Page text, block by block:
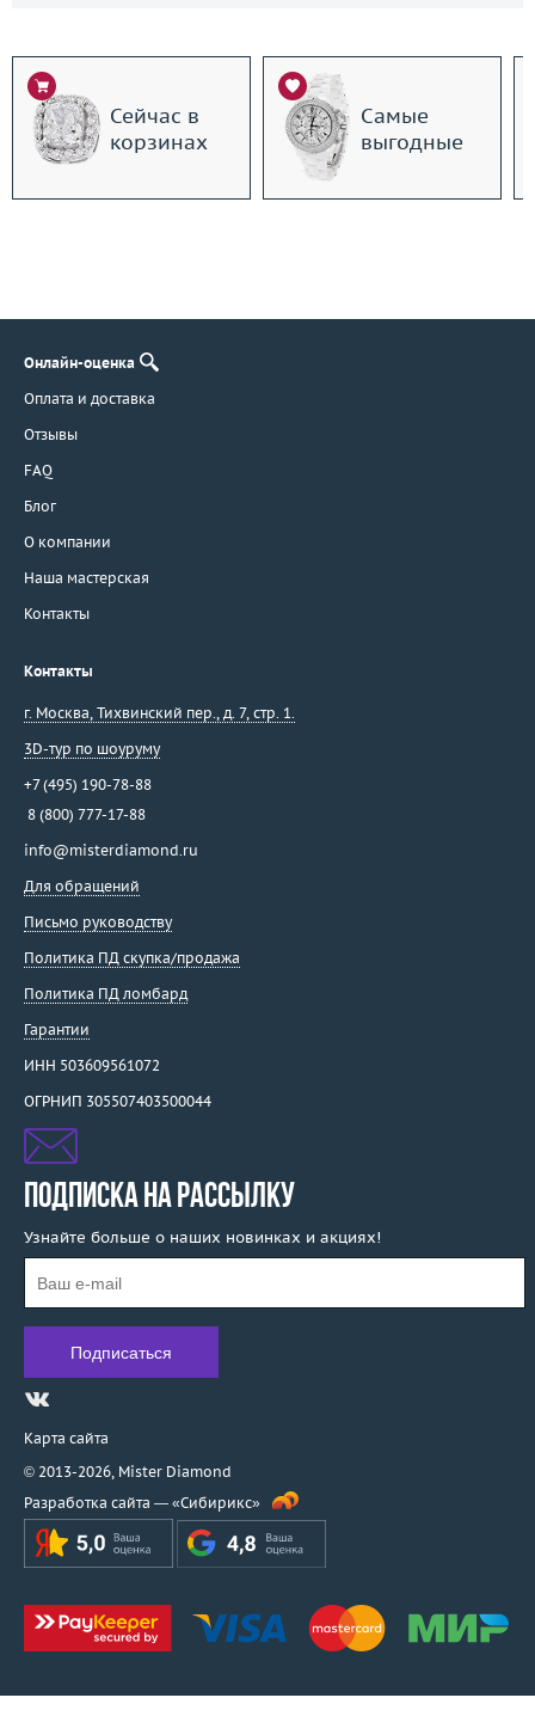
Сейчас в
корзинах
Самые
выгодные
Онлайн-оценка
Оплата и доставка
Отзывы
FAQ
Блог
О компании
Наша мастерская
Контакты
Контакты
г. Москва, Тихвинский пер., д. 7, стр. 1.
3D-тур по шоуруму
+7 (495) 190-78-88
8 (800) 777-17-88
info@misterdiamond.ru
Для обращений
Письмо руководству
Политика ПД скупка/продажа
Политика ПД ломбард
Гарантии
ИНН 503609561072
ОГРНИП 305507403500044
ПОДПИСКА НА РАССЫЛКУ
Узнайте больше о наших новинках и акциях!
Карта сайта
© 2013-2026, Mister Diamond
Разработка сайта — «Сибирикс»